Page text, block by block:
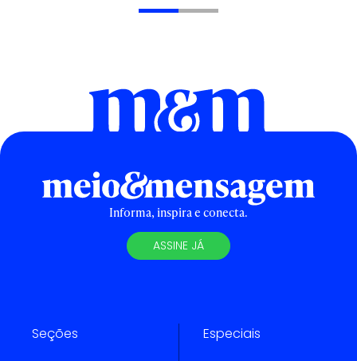
Informa, inspira e conecta.
ASSINE JÁ
Seções Especiais